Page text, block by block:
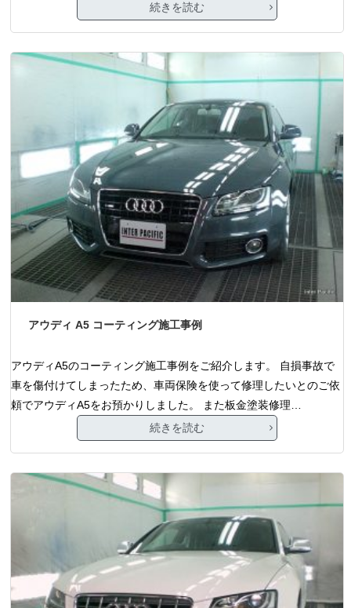
続きを読む
アウディ A5 コーティング施工事例
アウディA5のコーティング施工事例をご紹介します。 自損事故で
車を傷付けてしまったため、車両保険を使って修理したいとのご依
頼でアウディA5をお預かりしました。 また板金塗装修理…
続きを読む